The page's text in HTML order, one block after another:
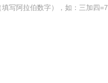
写阿拉伯数字），如：三加四=7